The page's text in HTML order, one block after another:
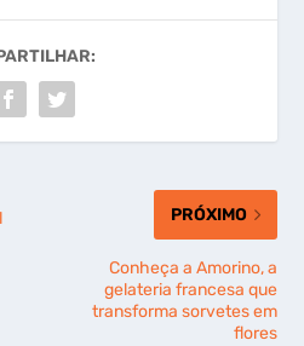
PRÓXIMO
Conheça a Amorino, a
gelateria francesa que
transforma sorvetes em
flores